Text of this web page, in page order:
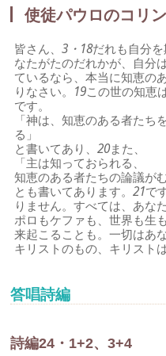
使徒パウロのコリ
皆さん、3・18だれも自分
なたがたのだれかが、自分
ているなら、本当に知恵の
りなさい。 19この世の知恵
です。
「神は、知恵のある者た
る」
と書いてあり、20また、
「主は知っておられる、
知恵のある者たちの論議が
とも書いてあります。21で
りません。すべては、あな
ポロもケファも、世界も生
来起こることも。一切はあ
キリストのもの、キリスト
答唱詩編
詩編24・1+2、3+4